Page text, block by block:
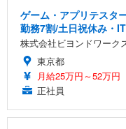
ゲーム・アプリテスタ
勤務7割/土日祝休み・
株式会社ビヨンドワーク
東京都
月給25万円～52万円
正社員